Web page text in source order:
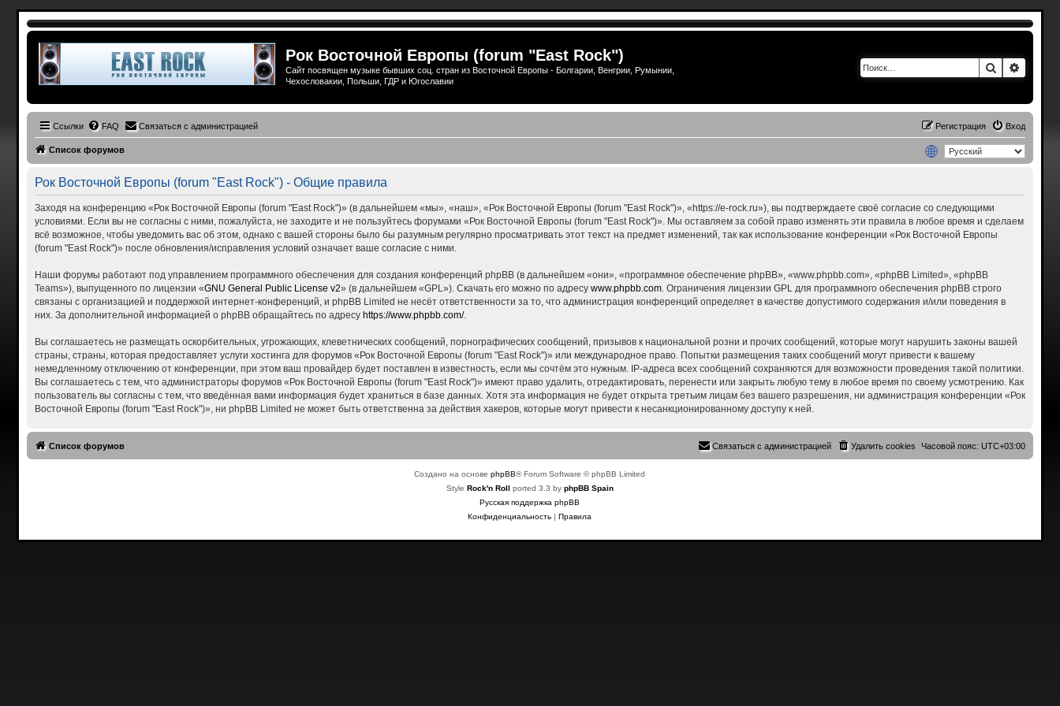
Рок Восточной Европы (forum "East Rock")
Сайт посвящен музыке бывших соц. стран из Восточной Европы - Болгарии, Венгрии, Румынии,
Чехословакии, Польши, ГДР и Югославии
Поиск
Ссылки FAQ Связаться с администрацией Вход
Регистрация
Список форумов
Рок Восточной Европы (forum "East Rock") - Общие правила
Заходя на конференцию «Рок Восточной Европы (forum "East Rock")» (в дальнейшем «мы», «наш», «Рок Восточной Европы (forum "East Rock")», «https://e-rock.ru»), вы подтверждаете своё согласие со следующими
условиями. Если вы не согласны с ними, пожалуйста, не заходите и не пользуйтесь форумами «Рок Восточной Европы (forum "East Rock")». Мы оставляем за собой право изменять эти правила в любое время и сделаем
всё возможное, чтобы уведомить вас об этом, однако с вашей стороны было бы разумным регулярно просматривать этот текст на предмет изменений, так как использование конференции «Рок Восточной Европы
(forum "East Rock")» после обновления/исправления условий означает ваше согласие с ними.
Наши форумы работают под управлением программного обеспечения для создания конференций phpBB (в дальнейшем «они», «программное обеспечение phpBB», «www.phpbb.com», «phpBB Limited», «phpBB
Teams»), выпущенного по лицензии «GNU General Public License v2» (в дальнейшем «GPL»). Скачать его можно по адресу www.phpbb.com. Ограничения лицензии GPL для программного обеспечения phpBB строго
связаны с организацией и поддержкой интернет-конференций, и phpBB Limited не несёт ответственности за то, что администрация конференций определяет в качестве допустимого содержания и/или поведения в
них. За дополнительной информацией о phpBB обращайтесь по адресу https://www.phpbb.com/.
Вы соглашаетесь не размещать оскорбительных, угрожающих, клеветнических сообщений, порнографических сообщений, призывов к национальной розни и прочих сообщений, которые могут нарушить законы вашей
страны, страны, которая предоставляет услуги хостинга для форумов «Рок Восточной Европы (forum "East Rock")» или международное право. Попытки размещения таких сообщений могут привести к вашему
немедленному отключению от конференции, при этом ваш провайдер будет поставлен в известность, если мы сочтём это нужным. IP-адреса всех сообщений сохраняются для возможности проведения такой политики.
Вы соглашаетесь с тем, что администраторы форумов «Рок Восточной Европы (forum "East Rock")» имеют право удалить, отредактировать, перенести или закрыть любую тему в любое время по своему усмотрению. Как
пользователь вы согласны с тем, что введённая вами информация будет храниться в базе данных. Хотя эта информация не будет открыта третьим лицам без вашего разрешения, ни администрация конференции «Рок
Восточной Европы (forum "East Rock")», ни phpBB Limited не может быть ответственна за действия хакеров, которые могут привести к несанкционированному доступу к ней.
Список форумов Часовой пояс:UTC+03:00
Удалить cookies
Связаться с администрацией
Создано на основеphpBB® Forum Software © phpBB Limited
Style Rock'n Roll ported 3.3 by phpBB Spain
Русская поддержка phpBB
Конфиденциальность |Правила